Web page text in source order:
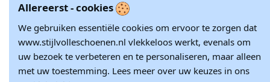
-15% -10%
Allereerst - cookies
We gebruiken essentiële cookies om ervoor te zorgen dat
www.stijlvolleschoenen.nl vlekkeloos werkt, evenals om
uw bezoek te verbeteren en te personaliseren, maar alleen
met uw toestemming. Lees meer over uw keuzes in ons